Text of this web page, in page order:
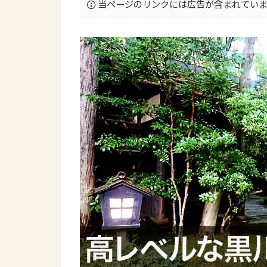
当ページのリンクには広告が含まれてい